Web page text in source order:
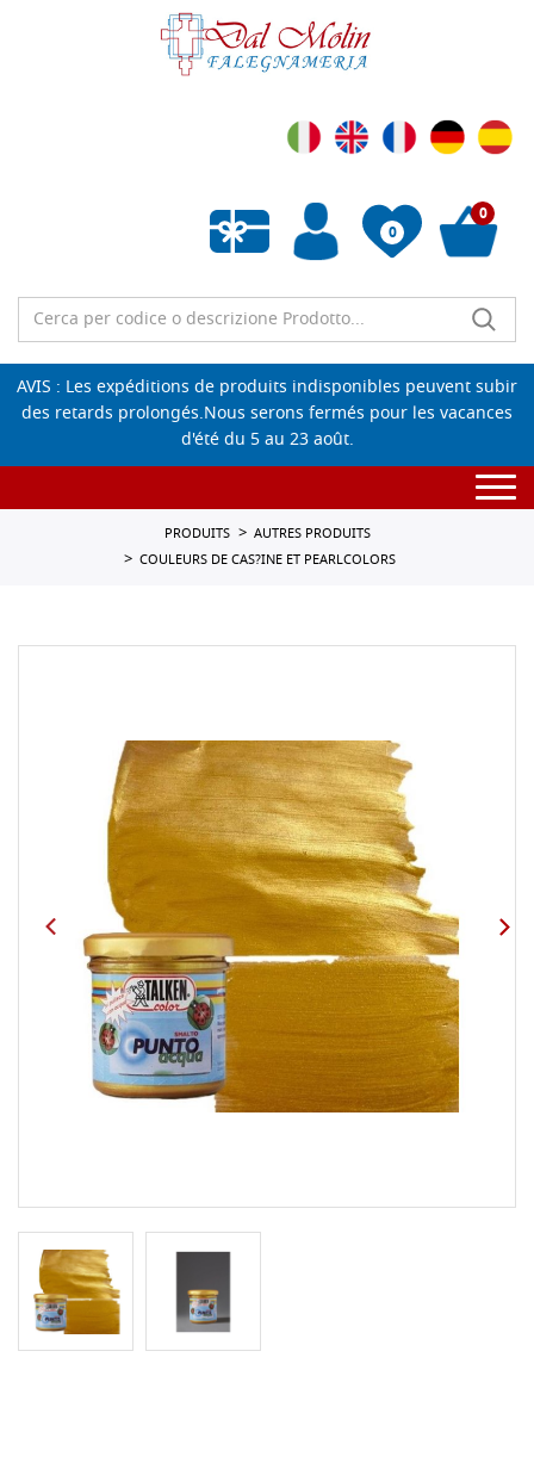
0
Liste de souhaits vide
0
AVIS : Les expéditions de produits indisponibles peuvent subir
des retards prolongés.Nous serons fermés pour les vacances
d'été du 5 au 23 août.
PRODUITS
AUTRES PRODUITS
COULEURS DE CAS?INE ET PEARLCOLORS